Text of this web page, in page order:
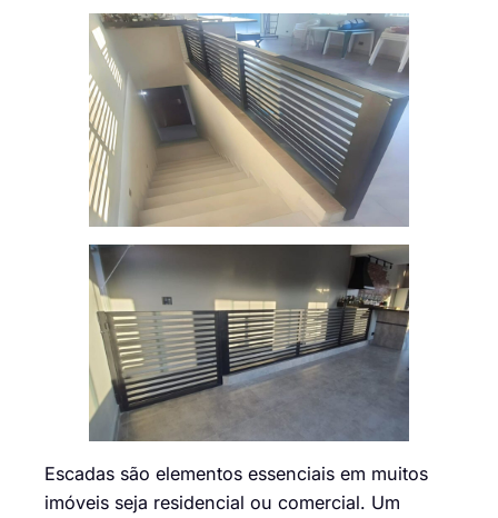
Escadas são elementos essenciais em muitos
imóveis seja residencial ou comercial. Um